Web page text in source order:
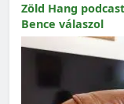
Zöld Hang
Bence válaszol